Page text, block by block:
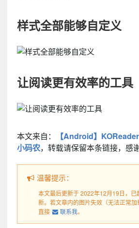
样式全部能够自定义
让阅读更有效率的工具
本文来自：
【Android】
小码农，转载请保留本条链接，感谢
温馨提示：
本文最后更新于 2022年12月19日，已
新。若文章内的图片失效（无法正常
直接
联系我。